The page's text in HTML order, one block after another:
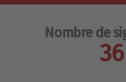
Nombre de
36